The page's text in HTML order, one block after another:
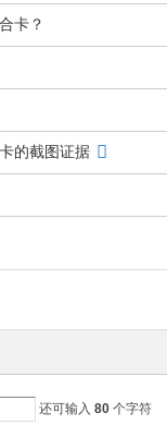
卡？
的截图证据
还可输入 80 个字符